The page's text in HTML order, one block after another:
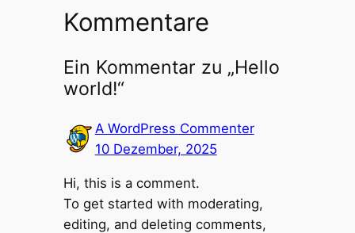
Kommentare
Ein Kommentar zu „Hello
world!“
A WordPress Commenter
10 Dezember, 2025
Hi, this is a comment.
To get started with moderating,
editing, and deleting comments,